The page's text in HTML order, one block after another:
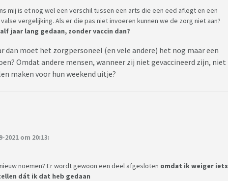
mij is et nog wel een verschil tussen een arts die een eed aflegt en een
vergelijking. Als er die pas niet invoeren kunnen we de zorg niet aan?
jaar lang gedaan, zonder vaccin dan?
dan moet het zorgpersoneel (en vele andere) het nog maar een
Omdat andere mensen, wanneer zij niet gevaccineerd zijn, niet
maken voor hun weekend uitje?
om 20:13:
noemen? Er wordt gewoon een deel afgesloten omdat ik weiger iets
dát ik dat heb gedaan